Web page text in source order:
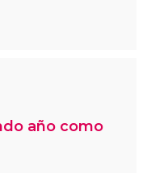
año como